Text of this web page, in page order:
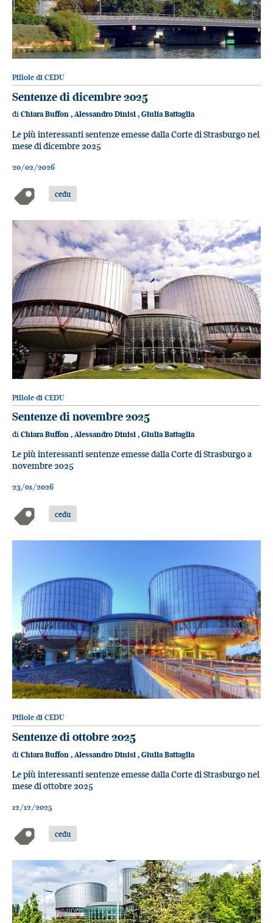
Pillole di CEDU
Sentenze di dicembre 2025
di Chiara Buffon , Alessandro Dinisi , Giulia Battaglia
Le più interessanti sentenze emesse dalla Corte di Strasburgo nel
mese di dicembre 2025
20/02/2026
cedu
Pillole di CEDU
Sentenze di novembre 2025
di Chiara Buffon , Alessandro Dinisi , Giulia Battaglia
Le più interessanti sentenze emesse dalla Corte di Strasburgo a
novembre 2025
23/01/2026
cedu
Pillole di CEDU
Sentenze di ottobre 2025
di Chiara Buffon , Alessandro Dinisi , Giulia Battaglia
Le più interessanti sentenze emesse dalla Corte di Strasburgo nel
mese di ottobre 2025
12/12/2025
cedu